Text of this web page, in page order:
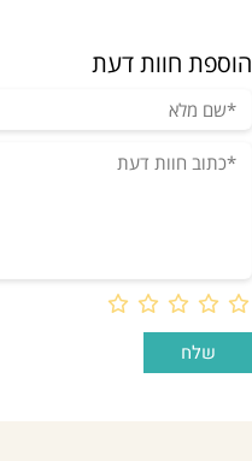
הוספת חוות דעת